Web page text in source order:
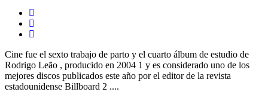
Cine fue el sexto trabajo de parto y el cuarto álbum de estudio de
Rodrigo Leão , producido en 2004 1 y es considerado uno de los
mejores discos publicados este año por el editor de la revista
estadounidense Billboard 2 ....